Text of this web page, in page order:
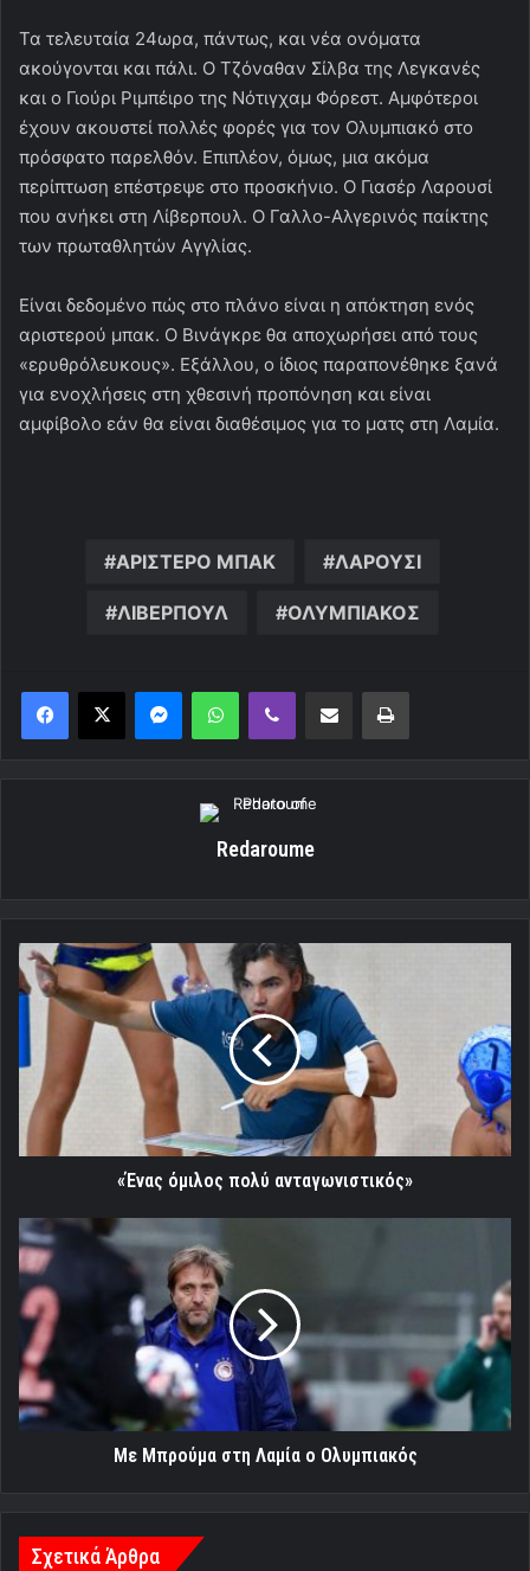
Τα τελευταία 24ωρα, πάντως, και νέα ονόματα
ακούγονται και πάλι. Ο Τζόναθαν Σίλβα της Λεγκανές
και ο Γιούρι Ριμπέιρο της Νότιγχαμ Φόρεστ. Αμφότεροι
έχουν ακουστεί πολλές φορές για τον Ολυμπιακό στο
πρόσφατο παρελθόν. Επιπλέον, όμως, μια ακόμα
περίπτωση επέστρεψε στο προσκήνιο. Ο Γιασέρ Λαρουσί
που ανήκει στη Λίβερπουλ. Ο Γαλλο-Αλγερινός παίκτης
των πρωταθλητών Αγγλίας.
Είναι δεδομένο πώς στο πλάνο είναι η απόκτηση ενός
αριστερού μπακ. Ο Βινάγκρε θα αποχωρήσει από τους
«ερυθρόλευκους». Εξάλλου, ο ίδιος παραπονέθηκε ξανά
για ενοχλήσεις στη χθεσινή προπόνηση και είναι
αμφίβολο εάν θα είναι διαθέσιμος για το ματς στη Λαμία.
ΑΡΙΣΤΕΡΟ ΜΠΑΚ ΛΑΡΟΥΣΙ
ΛΙΒΕΡΠΟΥΛ ΟΛΥΜΠΙΑΚΟΣ
MessengerWhatsAppViber Κοινοποίηση μέσω ηλεκτρονικού ταχυδρομείουΕκτύπωση
Redaroume
«Ένας
όμιλος
πολύ
ανταγωνιστικός»
«Ένας όμιλος πολύ ανταγωνιστικός»
Με
Μπρούμα
στη
Λαμία
Ολυμπιακός
Με Μπρούμα στη Λαμία ο Ολυμπιακός
Σχετικά Άρθρα